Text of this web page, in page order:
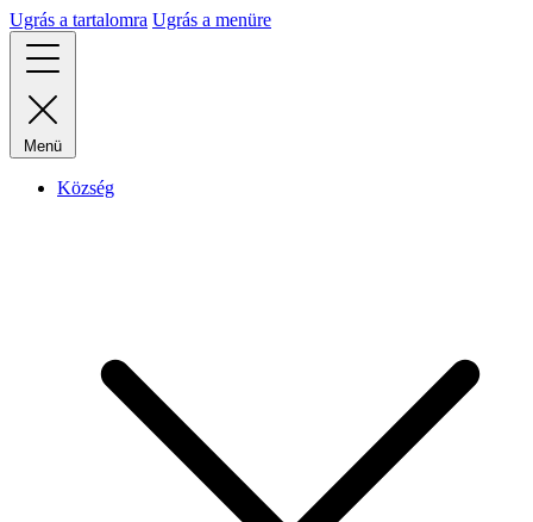
Ugrás a tartalomra Ugrás a menüre
Menü
Község